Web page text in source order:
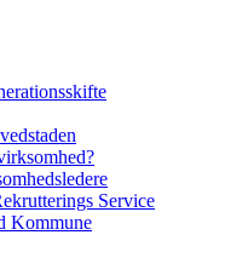
Service
Kommune